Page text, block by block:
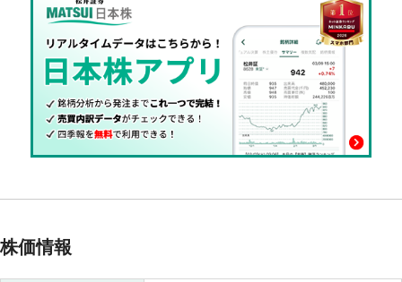
株価情報